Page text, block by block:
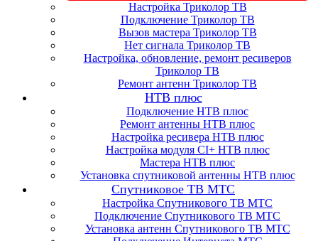
Настройка Триколор ТВ
Подключение Триколор ТВ
Вызов мастера Триколор ТВ
Нет сигнала Триколор ТВ
Настройка, обновление, ремонт ресиверов
Триколор ТВ
Ремонт антенн Триколор ТВ
НТВ плюс
Подключение НТВ плюс
Ремонт антенны НТВ плюс
Настройка ресивера НТВ плюс
Настройка модуля CI+ НТВ плюс
Мастера НТВ плюс
Установка спутниковой антенны НТВ плюс
Спутниковое ТВ МТС
Настройка Спутникового ТВ МТС
Подключение Спутникового ТВ МТС
Установка антенн Спутникового ТВ МТС